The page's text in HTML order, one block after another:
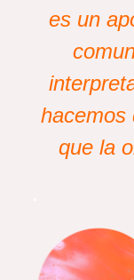
es un
hacemos
que la